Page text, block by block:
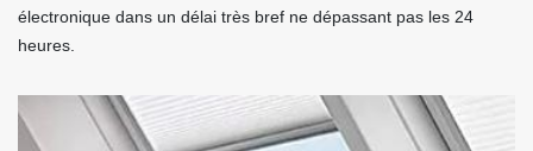
électronique dans un délai très bref ne dépassant pas les 24
heures.